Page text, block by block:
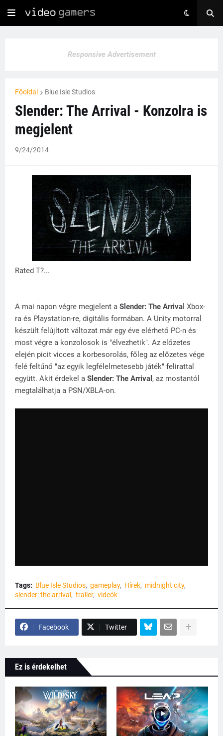
Responsive Advertisement
Főoldal Blue Isle Studios
Slender: The Arrival - Konzolra is
megjelent
9/24/2014
Rated T?...
A mai napon végre megjelent a Slender: The Arriva l Xbox-
ra és Playstation-re, digitális formában. A Unity motorral
készült felújított változat már egy éve elérhető PC-n és
most végre a konzolosok is "élvezhetik". Az előzetes
elején picit vicces a korbesorolás, főleg az előzetes vége
felé feltűnő "az egyik legfélelmetesebb játék" felirattal
együtt. Akit érdekel a Slender: The Arrival , az mostantól
megtalálhatja a PSN/XBLA-on.
Tags: Blue Isle Studios gameplay Hírek
midnight city
slender: the arrival
trailer videók
Facebook Twitter
Ez is érdekelhet